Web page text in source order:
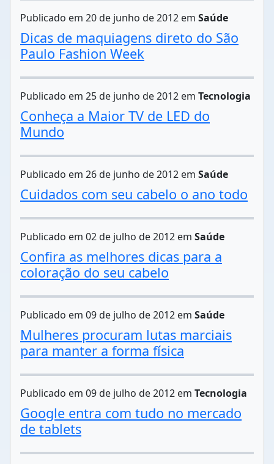
Publicado em 20 de junho de 2012 em Saúde
Dicas de maquiagens direto do São
Paulo Fashion Week
Publicado em 25 de junho de 2012 em Tecnologia
Conheça a Maior TV de LED do
Mundo
Publicado em 26 de junho de 2012 em Saúde
Cuidados com seu cabelo o ano todo
Publicado em 02 de julho de 2012 em Saúde
Confira as melhores dicas para a
coloração do seu cabelo
Publicado em 09 de julho de 2012 em Saúde
Mulheres procuram lutas marciais
para manter a forma física
Publicado em 09 de julho de 2012 em Tecnologia
Google entra com tudo no mercado
de tablets